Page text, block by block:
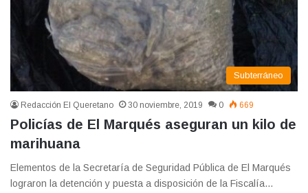
Subterráneo
Redacción El Queretano 30 noviembre, 2019 0 669
Policías de El Marqués aseguran un kilo de
marihuana
Elementos de la Secretaría de Seguridad Pública de El Marqués
lograron la detención y puesta a disposición de la Fiscalía…